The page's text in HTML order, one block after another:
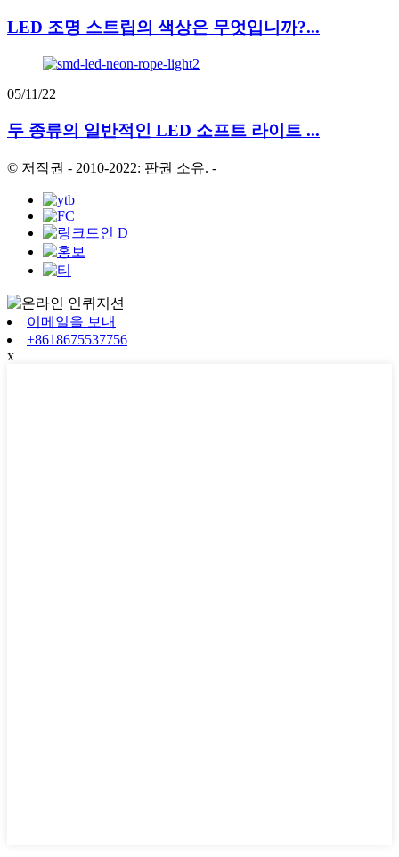
LED 조명 스트립의 색상은 무엇입니까?...
05/11/22
두 종류의 일반적인 LED 소프트 라이트 ...
© 저작권 - 2010-2022: 판권 소유. -
이메일을 보내
+8618675537756
x